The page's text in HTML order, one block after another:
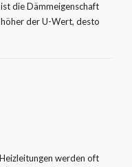
die Dämmeigenschaft
der U-Wert, desto
werden oft